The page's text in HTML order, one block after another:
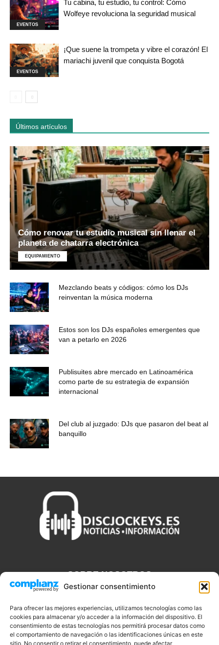
Gestionar consentimiento
Para ofrecer las mejores experiencias, utilizamos tecnologías como las
cookies para almacenar y/o acceder a la información del dispositivo. El
consentimiento de estas tecnologías nos permitirá procesar datos como
el comportamiento de navegación o las identificaciones únicas en este
sitio. No consentir o retirar el consentimiento, puede afectar
EVENTOS
Tu cabina, tu estudio, tu control: Cómo
Wolfeye revoluciona la seguridad musical
EVENTOS
¡Que suene la trompeta y vibre el corazón! El
mariachi juvenil que conquista Bogotá
Últimos artículos
Cómo renovar tu estudio musical sin llenar el
planeta de chatarra electrónica
EQUIPAMIENTO
Mezclando beats y códigos: cómo los DJs
reinventan la música moderna
Estos son los DJs españoles emergentes que
van a petarlo en 2026
Publisuites abre mercado en Latinoamérica
como parte de su estrategia de expansión
internacional
Del club al juzgado: DJs que pasaron del beat al
banquillo
SOBRE NOSOTROS
que necesitas saber sobre noticias, novedades, tecnologías y
aplicaciones que te ayudaran a ser un mejor Djs.